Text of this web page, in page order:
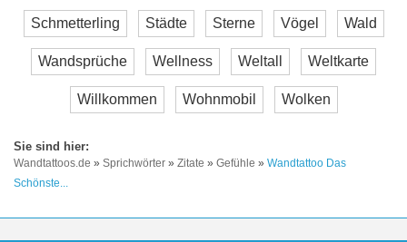
Schmetterling Städte Sterne Vögel Wald
Wandsprüche Wellness Weltall Weltkarte
Willkommen Wohnmobil Wolken
Wandtattoos.de » Sprichwörter » Zitate » Gefühle » Wandtattoo Das
Schönste...